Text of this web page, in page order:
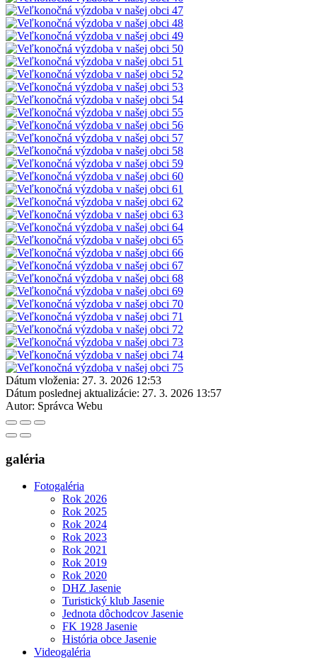
Dátum vloženia: 27. 3. 2026 12:53
Dátum poslednej aktualizácie: 27. 3. 2026 13:57
Autor: Správca Webu
galéria
Fotogaléria
Rok 2026
Rok 2025
Rok 2024
Rok 2023
Rok 2021
Rok 2019
Rok 2020
DHZ Jasenie
Turistický klub Jasenie
Jednota dôchodcov Jasenie
FK 1928 Jasenie
História obce Jasenie
Videogaléria